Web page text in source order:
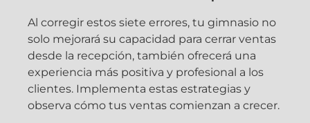
Al corregir estos siete errores, tu gimnasio no
solo mejorará su capacidad para cerrar ventas
desde la recepción, también ofrecerá una
experiencia más positiva y profesional a los
clientes. Implementa estas estrategias y
observa cómo tus ventas comienzan a crecer.